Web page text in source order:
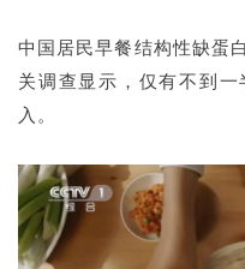
中国居民早餐结构性缺蛋
关调查显示，仅有不到
入。